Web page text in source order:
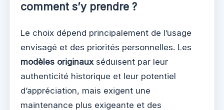
comment s’y prendre ?
Le choix dépend principalement de l’usage
envisagé et des priorités personnelles. Les
modèles originauxséduisent par leur
authenticité historique et leur potentiel
d’appréciation, mais exigent une
maintenance plus exigeante et des